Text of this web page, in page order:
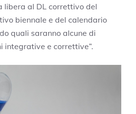
libera al DL correttivo del
biennale e del calendario
quali saranno alcune di
integrative e correttive”.